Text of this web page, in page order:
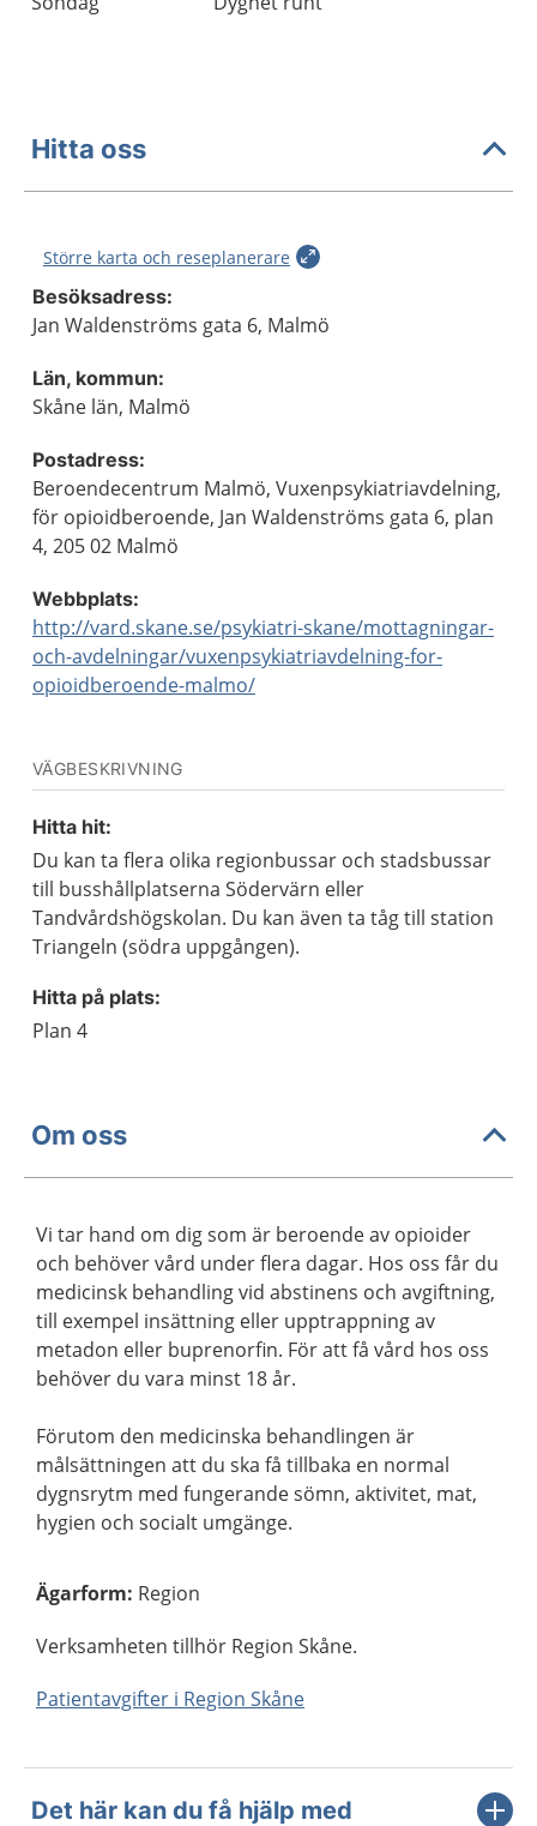
Hitta oss
Större karta och reseplanerare
Besöksadress:
Jan Waldenströms gata 6, Malmö
Län, kommun:
Skåne län, Malmö
Postadress:
Beroendecentrum Malmö, Vuxenpsykiatriavdelning,
för opioidberoende, Jan Waldenströms gata 6, plan
4, 205 02 Malmö
Webbplats:
http://vard.skane.se/psykiatri-skane/mottagningar-
och-avdelningar/vuxenpsykiatriavdelning-for-
opioidberoende-malmo/
VÄGBESKRIVNING
Hitta hit:
Du kan ta flera olika regionbussar och stadsbussar
till busshållplatserna Södervärn eller
Tandvårdshögskolan. Du kan även ta tåg till station
Triangeln (södra uppgången).
Hitta på plats:
Plan 4
Om oss
Vi tar hand om dig som är beroende av opioider
och behöver vård under flera dagar. Hos oss får du
medicinsk behandling vid abstinens och avgiftning,
till exempel insättning eller upptrappning av
metadon eller buprenorfin. För att få vård hos oss
behöver du vara minst 18 år.
Förutom den medicinska behandlingen är
målsättningen att du ska få tillbaka en normal
dygnsrytm med fungerande sömn, aktivitet, mat,
hygien och socialt umgänge.
Ägarform: Region
Verksamheten tillhör Region Skåne.
Patientavgifter i Region Skåne
Det här kan du få hjälp med